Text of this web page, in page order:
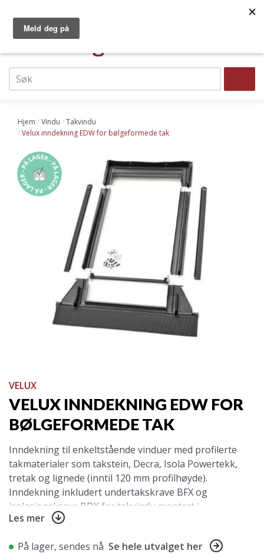
hovedinnhold
navigation
Header
Hjem Vindu
Takvindu
Velux inndekning EDW for bølgeformede tak
VELUX
VELUX INNDEKNING EDW FOR
BØLGEFORMEDE TAK
Inndekning til enkeltstående vinduer med profilerte
takmaterialer som takstein, Decra, Isola Powertekk,
tretak og lignede (inntil 120 mm profilhøyde).
Inndekning inkludert undertakskrave BFX og
isolasjonskrave BDX for takvindu montert i
bølgeformede/profilerte takmaterialer.
For flate takmaterialer brukes
inndekning EDL.
Les mer
På lager, sendes nå Se hele utvalget her